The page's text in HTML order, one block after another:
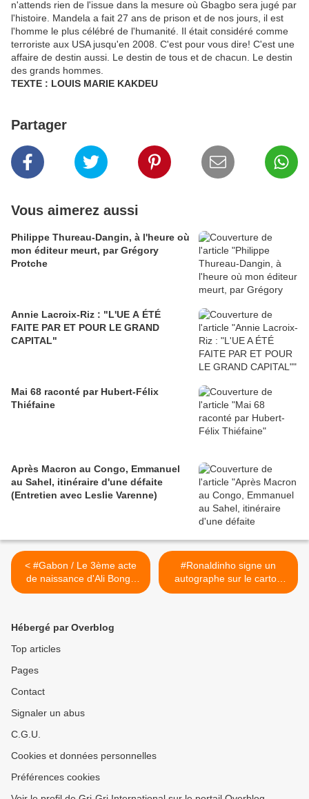
n'attends rien de l'issue dans la mesure où Gbagbo sera jugé par
l'histoire. Mandela a fait 27 ans de prison et de nos jours, il est
l'homme le plus célébré de l'humanité. Il était considéré comme
terroriste aux USA jusqu'en 2008. C'est pour vous dire! C'est une
affaire de destin aussi. Le destin de tous et de chacun. Le destin
des grands hommes.
TEXTE : LOUIS MARIE KAKDEU
Partager
Vous aimerez aussi
Philippe Thureau-Dangin, à l'heure où
mon éditeur meurt, par Grégory
Protche
Annie Lacroix-Riz : "L'UE A ÉTÉ
FAITE PAR ET POUR LE GRAND
CAPITAL"
Mai 68 raconté par Hubert-Félix
Thiéfaine
Après Macron au Congo, Emmanuel
au Sahel, itinéraire d'une défaite
(Entretien avec Leslie Varenne)
< #Gabon / Le 3ème acte
de naissance d'Ali Bongo
ne convainc pas Onaïda, sa
#Ronaldinho signe un
autographe sur le carton
jaune de l'arbitre ! Still the
Hébergé par Overblog
Top articles
Pages
Contact
Signaler un abus
C.G.U.
Cookies et données personnelles
Préférences cookies